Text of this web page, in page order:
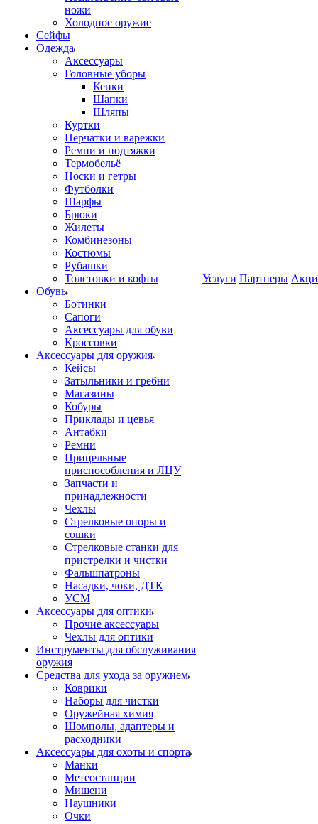
ножи
Холодное оружие
Сейфы
Одежда
Аксессуары
Головные уборы
Кепки
Шапки
Шляпы
Куртки
Перчатки и варежки
Ремни и подтяжки
Термобельё
Носки и гетры
Футболки
Шарфы
Брюки
Жилеты
Комбинезоны
Костюмы
Рубашки
Толстовки и кофты
Обувь
Ботинки
Сапоги
Аксессуары для обуви
Кроссовки
Аксессуары для оружия
Кейсы
Затыльники и гребни
Магазины
Кобуры
Приклады и цевья
Антабки
Ремни
Прицельные
приспособления и ЛЦУ
Запчасти и
принадлежности
Чехлы
Стрелковые опоры и
сошки
Стрелковые станки для
пристрелки и чистки
Фальшпатроны
Насадки, чоки, ДТК
УСМ
Аксессуары для оптики
Прочие аксессуары
Чехлы для оптики
Инструменты для обслуживания
оружия
Средства для ухода за оружием
Коврики
Наборы для чистки
Оружейная химия
Шомполы, адаптеры и
расходники
Аксессуары для охоты и спорта
Манки
Метеостанции
Мишени
Наушники
Очки
Услуги Партнеры